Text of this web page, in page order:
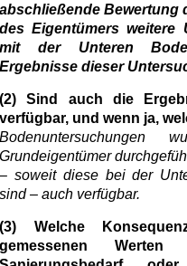
abschließende Bewertung
des Eigentümers weitere
mit der Unteren
Ergebnisse dieser
(2)Sind auch die
verfügbar, und wenn ja,
Grundeigentümer
– soweit diese bei der
sind – auch verfügbar.
(3) Welche
gemessenen